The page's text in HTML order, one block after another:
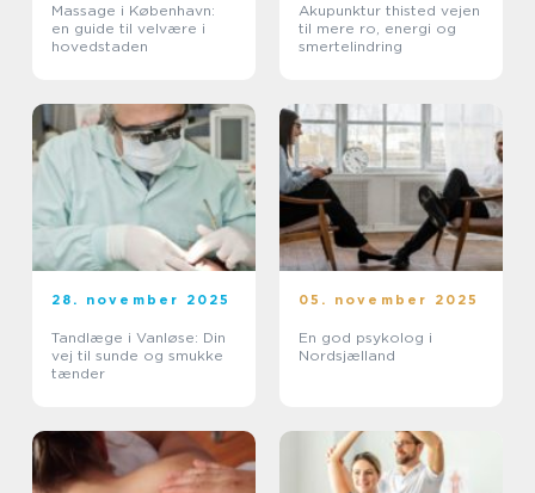
Massage i København:
en guide til velvære i
hovedstaden
Akupunktur thisted vejen
til mere ro, energi og
smertelindring
28. november 2025
Tandlæge i Vanløse: Din
vej til sunde og smukke
tænder
05. november 2025
En god psykolog i
Nordsjælland